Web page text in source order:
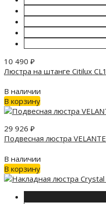
10 490 ₽
Люстра на штанге Citilux
В наличии
В корзину
29 926 ₽
Подвесная люстра
В наличии
В корзину